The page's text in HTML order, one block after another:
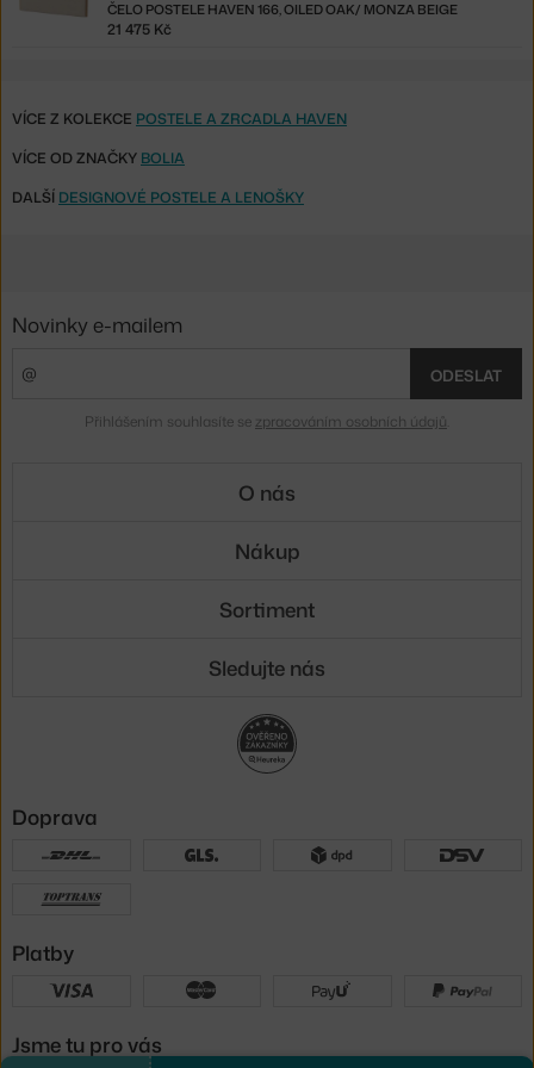
ČELO POSTELE HAVEN 166, OILED OAK/ MONZA BEIGE
21 475 Kč
VÍCE Z KOLEKCE POSTELE A ZRCADLA HAVEN
VÍCE OD ZNAČKY BOLIA
DALŠÍ DESIGNOVÉ POSTELE A LENOŠKY
Novinky e-mailem
ODESLAT
Přihlášením souhlasíte se zpracováním osobních údajů
O nás
Nákup
Sortiment
Sledujte nás
Doprava
Platby
Jsme tu pro vás